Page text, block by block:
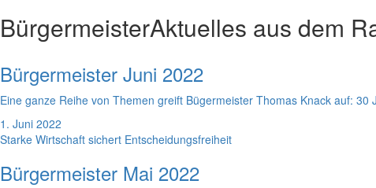
BürgermeisterAktuelles aus dem
Bürgermeister Juni 2022
Eine ganze Reihe von Themen greift Bügermeister Thomas Knack auf:
1. Juni 2022
Starke Wirtschaft sichert Entscheidungsfreiheit
Bürgermeister Mai 2022